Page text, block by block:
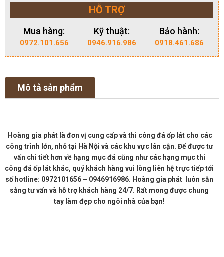
HỖ TRỢ
Mua hàng:
0972.101.656
Kỹ thuật:
0946.916.986
Bảo hành:
0918.461.686
Mô tả sản phẩm
Hoàng gia phát là đơn vị cung cấp và thi công đá ốp lát cho các
công trình lớn, nhỏ tại Hà Nội và các khu vực lân cận. Để được tư
vấn chi tiết hơn về hạng mục đá cũng như các hạng mục thi
công đá ốp lát khác, quý khách hàng vui lòng liên hệ trực tiếp tới
số hotline: 0972101656 – 0946916986. Hoàng gia phát luôn sẵn
sằng tư vấn và hỗ trợ khách hàng 24/7. Rất mong được chung
tay làm đẹp cho ngôi nhà của bạn!